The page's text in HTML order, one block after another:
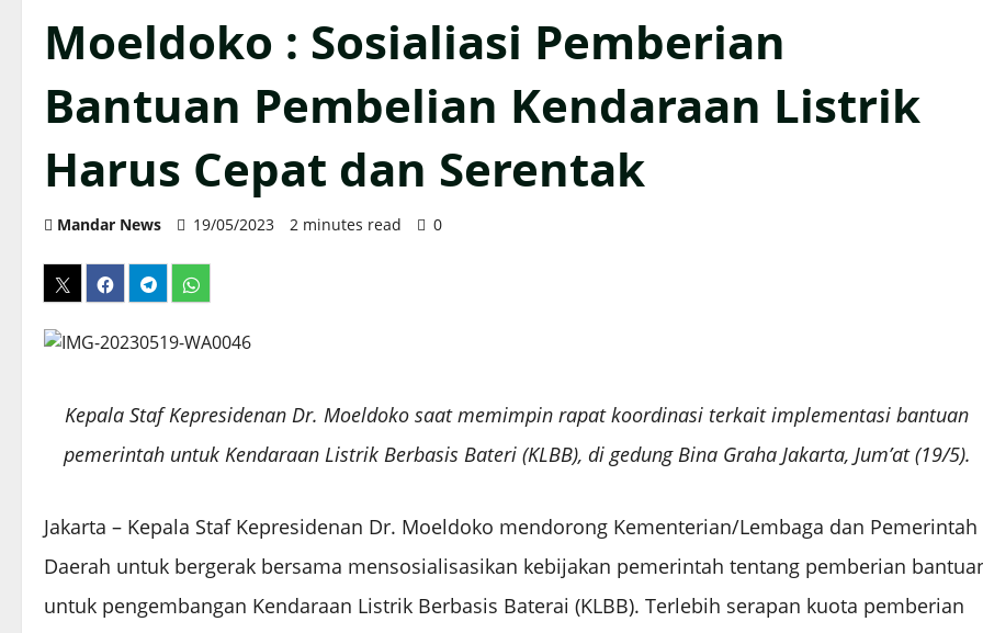
Moeldoko : Sosialiasi Pemberian
Bantuan Pembelian Kendaraan Listrik
Harus Cepat dan Serentak
Mandar News 19/05/2023 2 minutes read 0
Kepala Staf Kepresidenan Dr. Moeldoko saat memimpin rapat koordinasi terkait implementasi bantuan
pemerintah untuk Kendaraan Listrik Berbasis Bateri (KLBB), di gedung Bina Graha Jakarta, Jum’at (19/5).
Jakarta – Kepala Staf Kepresidenan Dr. Moeldoko mendorong Kementerian/Lembaga dan Pemerintah
Daerah untuk bergerak bersama mensosialisasikan kebijakan pemerintah tentang pemberian
untuk pengembangan Kendaraan Listrik Berbasis Baterai (KLBB). Terlebih serapan kuota pemberian